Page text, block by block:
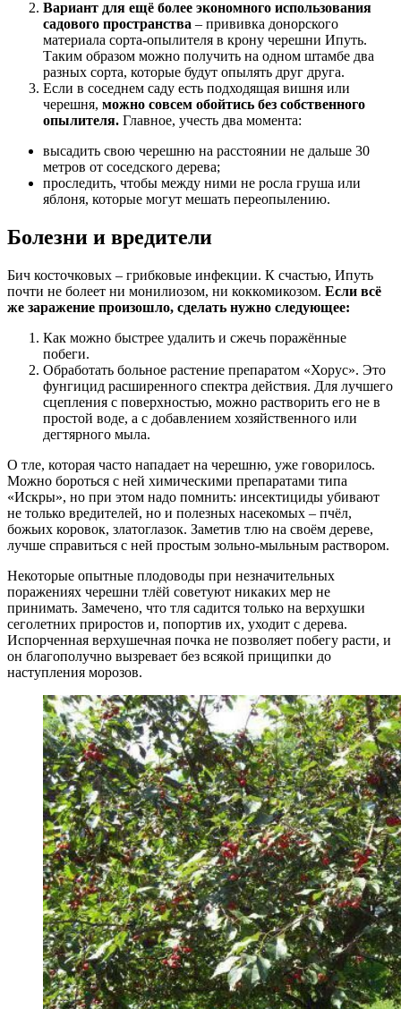
Вариант для ещё более экономного использования
садового пространства – прививка донорского
материала сорта-опылителя в крону черешни Ипуть.
Таким образом можно получить на одном штамбе два
разных сорта, которые будут опылять друг друга.
Если в соседнем саду есть подходящая вишня или
черешня, можно совсем обойтись без собственного
опылителя. Главное, учесть два момента:
высадить свою черешню на расстоянии не дальше 30
метров от соседского дерева;
проследить, чтобы между ними не росла груша или
яблоня, которые могут мешать переопылению.
Болезни и вредители
Бич косточковых – грибковые инфекции. К счастью, Ипуть
почти не болеет ни монилиозом, ни коккомикозом. Если всё
же заражение произошло, сделать нужно следующее:
Как можно быстрее удалить и сжечь поражённые
побеги.
Обработать больное растение препаратом «Хорус». Это
фунгицид расширенного спектра действия. Для лучшего
сцепления с поверхностью, можно растворить его не в
простой воде, а с добавлением хозяйственного или
дегтярного мыла.
О тле, которая часто нападает на черешню, уже говорилось.
Можно бороться с ней химическими препаратами типа
«Искры», но при этом надо помнить: инсектициды убивают
не только вредителей, но и полезных насекомых – пчёл,
божьих коровок, златоглазок. Заметив тлю на своём дереве,
лучше справиться с ней простым зольно-мыльным раствором.
Некоторые опытные плодоводы при незначительных
поражениях черешни тлёй советуют никаких мер не
принимать. Замечено, что тля садится только на верхушки
сеголетних приростов и, попортив их, уходит с дерева.
Испорченная верхушечная почка не позволяет побегу расти, и
он благополучно вызревает без всякой прищипки до
наступления морозов.